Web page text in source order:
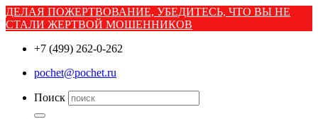
ДЕЛАЯ ПОЖЕРТВОВАНИЕ, УБЕДИТЕСЬ, ЧТО ВЫ НЕ
СТАЛИ ЖЕРТВОЙ МОШЕННИКОВ
+7 (499) 262-0-262
pochet@pochet.ru
Поиск